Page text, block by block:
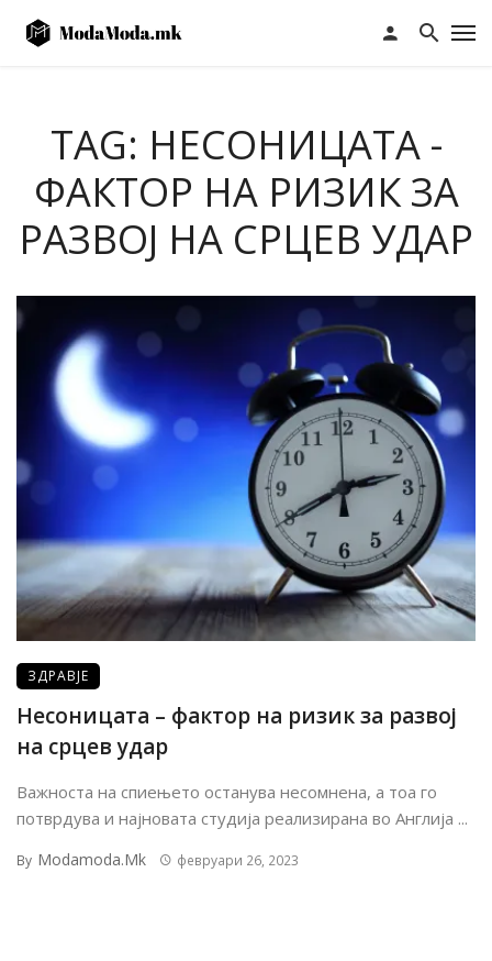
TAG: НЕСОНИЦАТА -
ФАКТОР НА РИЗИК ЗА
РАЗВОЈ НА СРЦЕВ УДАР
ЗДРАВЈЕ
Несоницата – фактор на ризик за развој
на срцев удар
Важноста на спиењето останува несомнена, а тоа го
потврдува и најновата студија реализирана во Англија ...
By Modamoda.mk февруари 26, 2023